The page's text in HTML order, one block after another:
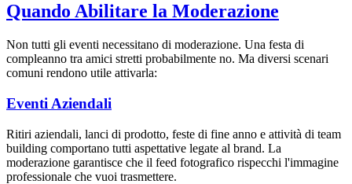
Quando Abilitare la Moderazione
Non tutti gli eventi necessitano di moderazione. Una festa di
compleanno tra amici stretti probabilmente no. Ma diversi scenari
comuni rendono utile attivarla:
Eventi Aziendali
Ritiri aziendali, lanci di prodotto, feste di fine anno e attività di team
building comportano tutti aspettative legate al brand. La
moderazione garantisce che il feed fotografico rispecchi l'immagine
professionale che vuoi trasmettere.